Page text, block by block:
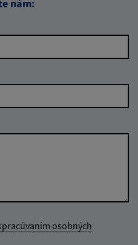
nám:
osobných